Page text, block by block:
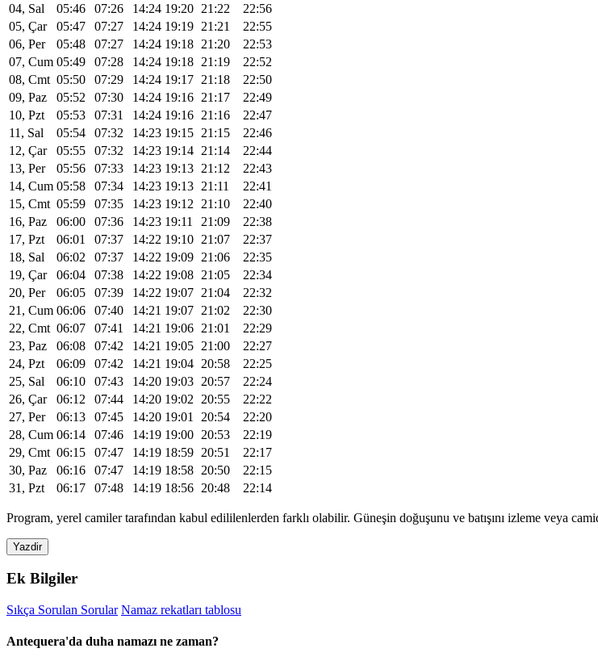
04, Sal
05:46 07:26 14:24 19:20 21:22
22:56
05, Çar
05:47 07:27 14:24 19:19 21:21
22:55
06, Per
05:48 07:27 14:24 19:18 21:20
22:53
07, Cum 05:49 07:28 14:24 19:18 21:19
22:52
08, Cmt 05:50 07:29 14:24 19:17 21:18
22:50
09, Paz
05:52 07:30 14:24 19:16 21:17
22:49
10, Pzt
05:53 07:31 14:24 19:16 21:16
22:47
11, Sal
05:54 07:32 14:23 19:15 21:15
22:46
12, Çar
05:55 07:32 14:23 19:14 21:14
22:44
13, Per
05:56 07:33 14:23 19:13 21:12
22:43
14, Cum 05:58 07:34 14:23 19:13 21:11
22:41
15, Cmt 05:59 07:35 14:23 19:12 21:10
22:40
16, Paz
06:00 07:36 14:23 19:11 21:09
22:38
17, Pzt
06:01 07:37 14:22 19:10 21:07
22:37
18, Sal
06:02 07:37 14:22 19:09 21:06
22:35
19, Çar
06:04 07:38 14:22 19:08 21:05
22:34
20, Per
06:05 07:39 14:22 19:07 21:04
22:32
21, Cum 06:06 07:40 14:21 19:07 21:02
22:30
22, Cmt 06:07 07:41 14:21 19:06 21:01
22:29
23, Paz
06:08 07:42 14:21 19:05 21:00
22:27
24, Pzt
06:09 07:42 14:21 19:04 20:58
22:25
25, Sal
06:10 07:43 14:20 19:03 20:57
22:24
26, Çar
06:12 07:44 14:20 19:02 20:55
22:22
27, Per
06:13 07:45 14:20 19:01 20:54
22:20
28, Cum 06:14 07:46 14:19 19:00 20:53
22:19
29, Cmt 06:15 07:47 14:19 18:59 20:51
22:17
30, Paz
06:16 07:47 14:19 18:58 20:50
22:15
31, Pzt
06:17 07:48 14:19 18:56 20:48 22:14
Program, yerel camiler tarafından kabul edililenlerden farklı olabilir. Güneşin doğuşunu ve batışını izleme veya
Yazdir
Ek Bilgiler
Sıkça Sorulan Sorular Namaz rekatları tablosu
Antequera'da duha namazı ne zaman?